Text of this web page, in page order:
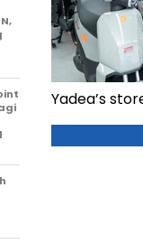
Yadea’s